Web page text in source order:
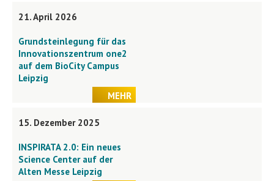
21. April 2026
Grundsteinlegung für das
Innovationszentrum one2
auf dem BioCity Campus
Leipzig
MEHR
15. Dezember 2025
INSPIRATA 2.0: Ein neues
Science Center auf der
Alten Messe Leipzig